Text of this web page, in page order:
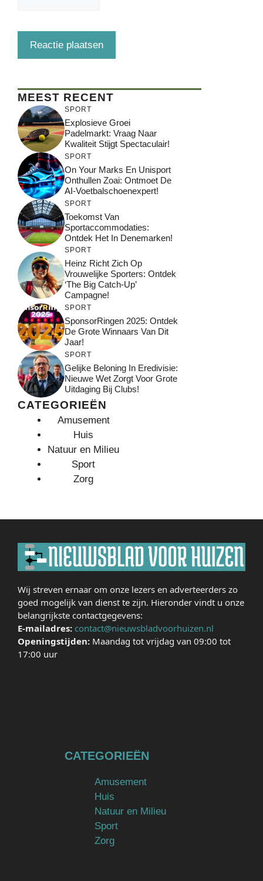
MEEST RECENT
SPORT
Explosieve Groei
Padelmarkt: Vraag Naar
Kwaliteit Stijgt Spectaculair!
SPORT
On Your Marks En Unisport
Onthullen Zoai: Ontmoet De
AI-Voetbalschoenexpert!
SPORT
Toekomst Van
Sportaccommodaties:
Ontdek Het In Denemarken!
SPORT
Heinz Richt Zich Op
Vrouwelijke Sporters: Ontdek
‘The Big Catch-Up’
Campagne!
SPORT
SponsorRingen 2025: Ontdek
De Grote Winnaars Van Dit
Jaar!
SPORT
Gelijke Beloning In Eredivisie:
Nieuwe Wet Zorgt Voor Grote
Uitdaging Bij Clubs!
CATEGORIEËN
Amusement
Huis
Natuur en Milieu
Sport
Zorg
Wij streven ernaar om onze lezers en adverteerders zo
goed mogelijk van dienst te zijn. Hieronder vindt u onze
belangrijkste contactgegevens:
E-mailadres: contact@nieuwsbladvoorhuizen.nl
Openingstijden: Maandag tot vrijdag van 09:00 tot
17:00 uur
CATEGORIEËN
Amusement
Huis
Natuur en Milieu
Sport
Zorg